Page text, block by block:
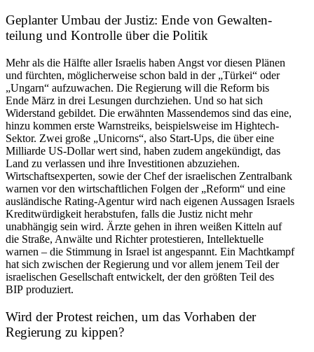
Geplanter Umbau der Justiz: Ende von Gewal­ten­
teilung und Kontrolle über die Politik
Mehr als die Hälfte aller Israelis haben Angst vor diesen Plänen
und fürchten, mögli­cher­weise schon bald in der „Türkei“ oder
„Ungarn“ aufzu­wachen. Die Regierung will die Reform bis
Ende März in drei Lesungen durch­ziehen. Und so hat sich
Wider­stand gebildet. Die erwähnten Massen­demos sind das eine,
hinzu kommen erste Warnstreiks, beispiels­weise im Hightech-
Sektor. Zwei große „Unicorns“, also Start-Ups, die über eine
Milliarde US-Dollar wert sind, haben zudem angekündigt, das
Land zu verlassen und ihre Inves­ti­tionen abzuziehen.
Wirtschafts­experten, sowie der Chef der israe­li­schen Zentralbank
warnen vor den wirtschaft­lichen Folgen der „Reform“ und eine
auslän­dische Rating-Agentur wird nach eigenen Aussagen Israels
Kredit­wür­digkeit herab­stufen, falls die Justiz nicht mehr
unabhängig sein wird. Ärzte gehen in ihren weißen Kitteln auf
die Straße, Anwälte und Richter protes­tieren, Intel­lek­tuelle
warnen – die Stimmung in Israel ist angespannt. Ein Macht­kampf
hat sich zwischen der Regierung und vor allem jenem Teil der
israe­li­schen Gesell­schaft entwi­ckelt, der den größten Teil des
BIP produziert.
Wird der Protest reichen, um das Vorhaben der
Regierung zu kippen?